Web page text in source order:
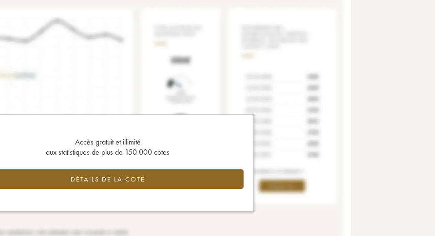
Accès gratuit et illimité
aux statistiques de plus de 150 000 cotes
DÉTAILS DE LA COTE